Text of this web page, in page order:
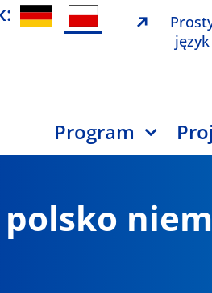
język
Program